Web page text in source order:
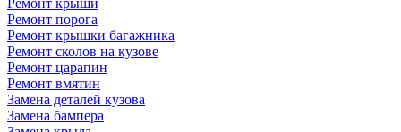
Ремонт крыши
Ремонт порога
Ремонт крышки багажника
Ремонт сколов на кузове
Ремонт царапин
Ремонт вмятин
Замена деталей кузова
Замена бампера